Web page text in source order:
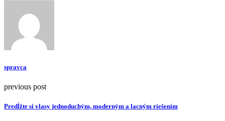
spravca
previous post
Predĺžte si vlasy jednoduchým, moderným a lacným riešením